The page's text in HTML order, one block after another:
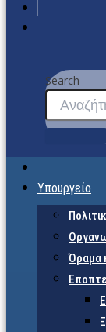
Search
Υπουργείο
Όραμα